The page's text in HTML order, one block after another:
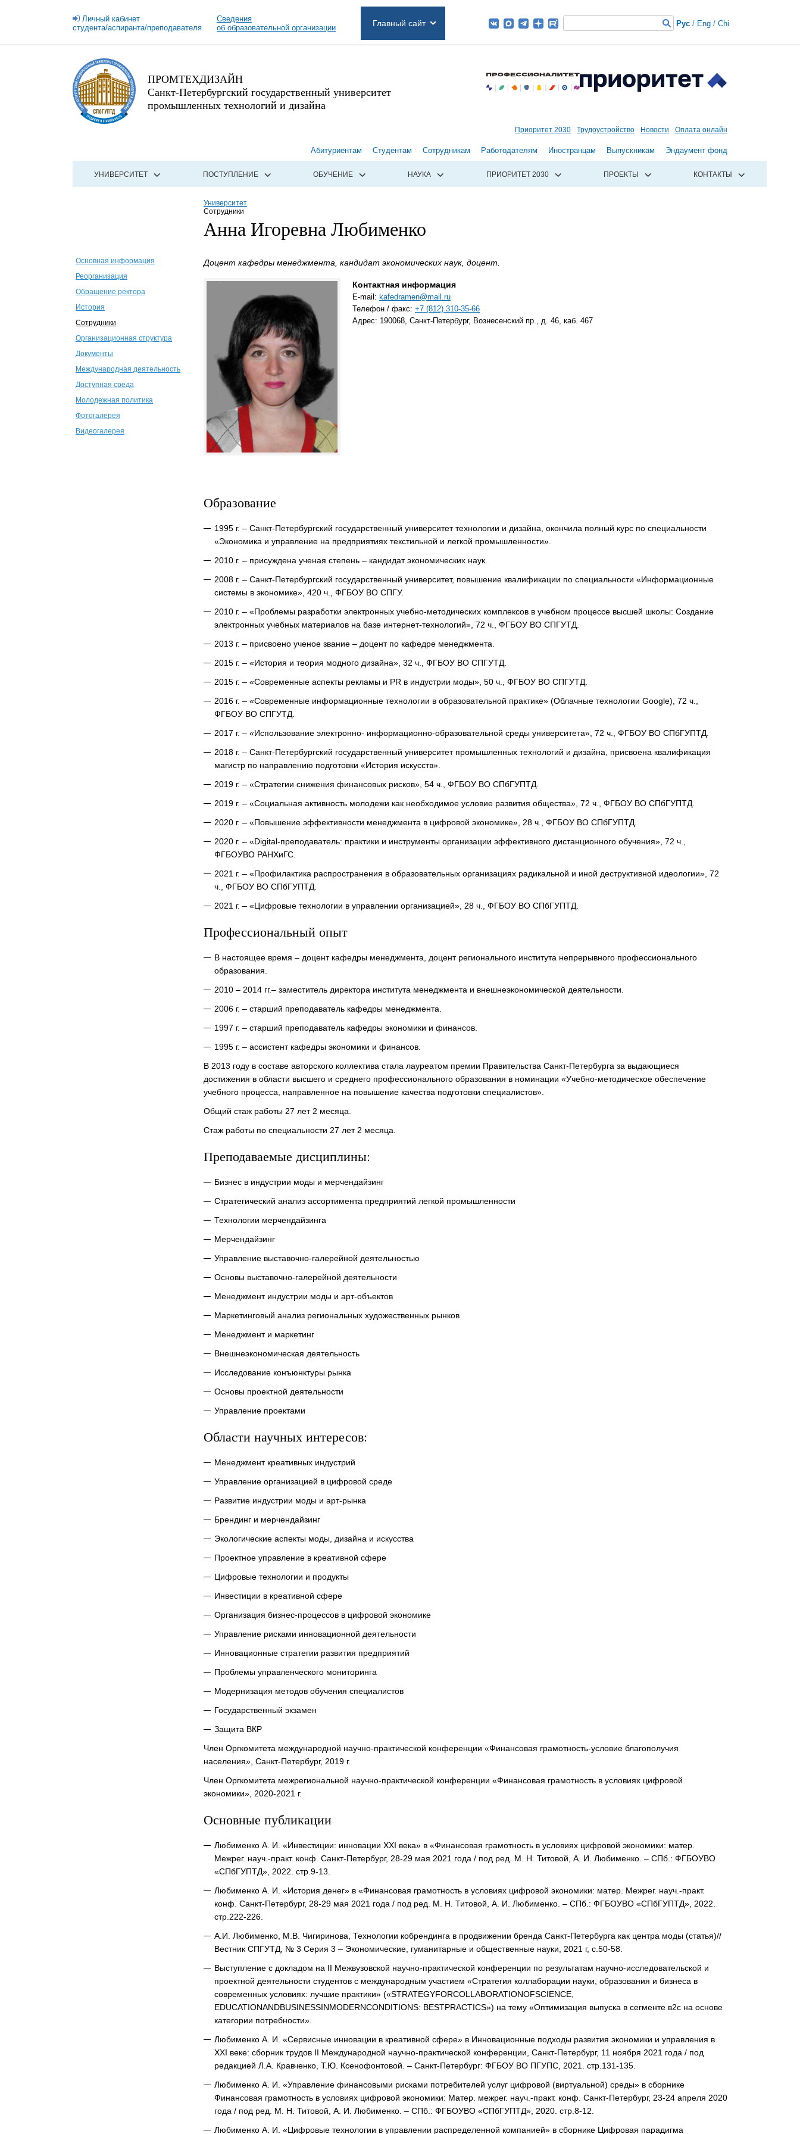
Личный кабинет
студента/аспиранта/преподавателя
Сведения
об образовательной организации
Главный сайт Рус / Eng / Chi
ПРОМТЕХДИЗАЙН
Санкт-Петербургский государственный университет
промышленных технологий и дизайна
Приоритет 2030 Трудоустройство Новости Оплата онлайн
Абитуриентам Студентам Сотрудникам Работодателям Иностранцам Выпускникам Эндаумент фонд
УНИВЕРСИТЕТ ПОСТУПЛЕНИЕ ОБУЧЕНИЕ НАУКА ПРИОРИТЕТ 2030 ПРОЕКТЫ КОНТАКТЫ
Университет
Сотрудники
Анна Игоревна Любименко
Основная информация
Реорганизация
Обращение ректора
История
Сотрудники
Организационная структура
Документы
Международная деятельность
Доступная среда
Молодежная политика
Фотогалерея
Видеогалерея
Доцент кафедры менеджмента, кандидат экономических наук, доцент.
Контактная информация
E-mail: kafedramen@mail.ru
Телефон / факс: +7 (812) 310-35-66
Адрес: 190068, Санкт-Петербург, Вознесенский пр., д. 46, каб. 467
Образование
1995 г. – Санкт-Петербургский государственный университет технологии и дизайна, окончила полный курс по специальности
«Экономика и управление на предприятиях текстильной и легкой промышленности».
2010 г. – присуждена ученая степень – кандидат экономических наук.
2008 г. – Санкт-Петербургский государственный университет, повышение квалификации по специальности «Информационные
системы в экономике», 420 ч., ФГБОУ ВО СПГУ.
2010 г. – «Проблемы разработки электронных учебно-методических комплексов в учебном процессе высшей школы: Создание
электронных учебных материалов на базе интернет-технологий», 72 ч., ФГБОУ ВО СПГУТД.
2013 г. – присвоено ученое звание – доцент по кафедре менеджмента.
2015 г. – «История и теория модного дизайна», 32 ч., ФГБОУ ВО СПГУТД.
2015 г. – «Современные аспекты рекламы и PR в индустрии моды», 50 ч., ФГБОУ ВО СПГУТД.
2016 г. – «Современные информационные технологии в образовательной практике» (Облачные технологии Google), 72 ч.,
ФГБОУ ВО СПГУТД.
2017 г. – «Использование электронно- информационно-образовательной среды университета», 72 ч., ФГБОУ ВО СПбГУПТД.
2018 г. – Санкт-Петербургский государственный университет промышленных технологий и дизайна, присвоена квалификация
магистр по направлению подготовки «История искусств».
2019 г. – «Стратегии снижения финансовых рисков», 54 ч., ФГБОУ ВО СПбГУПТД.
2019 г. – «Социальная активность молодежи как необходимое условие развития общества», 72 ч., ФГБОУ ВО СПбГУПТД.
2020 г. – «Повышение эффективности менеджмента в цифровой экономике», 28 ч., ФГБОУ ВО СПбГУПТД.
2020 г. – «Digital-преподаватель: практики и инструменты организации эффективного дистанционного обучения», 72 ч.,
ФГБОУВО РАНХиГС.
2021 г. – «Профилактика распространения в образовательных организациях радикальной и иной деструктивной идеологии», 72
ч., ФГБОУ ВО СПбГУПТД.
2021 г. – «Цифровые технологии в управлении организацией», 28 ч., ФГБОУ ВО СПбГУПТД.
Профессиональный опыт
В настоящее время – доцент кафедры менеджмента, доцент регионального института непрерывного профессионального
образования.
2010 – 2014 гг.– заместитель директора института менеджмента и внешнеэкономической деятельности.
2006 г. – старший преподаватель кафедры менеджмента.
1997 г. – старший преподаватель кафедры экономики и финансов.
1995 г. – ассистент кафедры экономики и финансов.
В 2013 году в составе авторского коллектива стала лауреатом премии Правительства Санкт-Петербурга за выдающиеся
достижения в области высшего и среднего профессионального образования в номинации «Учебно-методическое обеспечение
учебного процесса, направленное на повышение качества подготовки специалистов».
Общий стаж работы 27 лет 2 месяца.
Стаж работы по специальности 27 лет 2 месяца.
Преподаваемые дисциплины:
Бизнес в индустрии моды и мерчендайзинг
Стратегический анализ ассортимента предприятий легкой промышленности
Технологии мерчендайзинга
Мерчендайзинг
Управление выставочно-галерейной деятельностью
Основы выставочно-галерейной деятельности
Менеджмент индустрии моды и арт-объектов
Маркетинговый анализ региональных художественных рынков
Менеджмент и маркетинг
Внешнеэкономическая деятельность
Исследование конъюнктуры рынка
Основы проектной деятельности
Управление проектами
Области научных интересов:
Менеджмент креативных индустрий
Управление организацией в цифровой среде
Развитие индустрии моды и арт-рынка
Брендинг и мерчендайзинг
Экологические аспекты моды, дизайна и искусства
Проектное управление в креативной сфере
Цифровые технологии и продукты
Инвестиции в креативной сфере
Организация бизнес-процессов в цифровой экономике
Управление рисками инновационной деятельности
Инновационные стратегии развития предприятий
Проблемы управленческого мониторинга
Модернизация методов обучения специалистов
Государственный экзамен
Защита ВКР
Член Оргкомитета международной научно-практической конференции «Финансовая грамотность-условие благополучия
населения», Санкт-Петербург, 2019 г.
Член Оргкомитета межрегиональной научно-практической конференции «Финансовая грамотность в условиях цифровой
экономики», 2020-2021 г.
Основные публикации
Любименко А. И. «Инвестиции: инновации XXI века» в «Финансовая грамотность в условиях цифровой экономики: матер.
Межрег. науч.-практ. конф. Санкт-Петербург, 28-29 мая 2021 года / под ред. М. Н. Титовой, А. И. Любименко. – СПб.: ФГБОУВО
«СПбГУПТД», 2022. стр.9-13.
Любименко А. И. «История денег» в «Финансовая грамотность в условиях цифровой экономики: матер. Межрег. науч.-практ.
конф. Санкт-Петербург, 28-29 мая 2021 года / под ред. М. Н. Титовой, А. И. Любименко. – СПб.: ФГБОУВО «СПбГУПТД», 2022.
стр.222-226.
А.И. Любименко, М.В. Чигиринова, Технологии кобрендинга в продвижении бренда Санкт-Петербурга как центра моды (статья)//
Вестник СПГУТД, № 3 Серия 3 – Экономические, гуманитарные и общественные науки, 2021 г, с.50-58.
Выступление с докладом на II Межвузовской научно-практической конференции по результатам научно-исследовательской и
проектной деятельности студентов с международным участием «Стратегия коллаборации науки, образования и бизнеса в
современных условиях: лучшие практики» («STRATEGYFORCOLLABORATIONOFSCIENCE,
EDUCATIONANDBUSINESSINMODERNCONDITIONS: BESTPRACTICS») на тему «Оптимизация выпуска в сегменте в2с на основе
категории потребности».
Любименко А. И. «Сервисные инновации в креативной сфере» в Инновационные подходы развития экономики и управления в
XXI веке: сборник трудов II Международной научно-практической конференции, Санкт-Петербург, 11 ноября 2021 года / под
редакцией Л.А. Кравченко, Т.Ю. Ксенофонтовой. – Санкт-Петербург: ФГБОУ ВО ПГУПС, 2021. стр.131-135.
Любименко А. И. «Управление финансовыми рисками потребителей услуг цифровой (виртуальной) среды» в сборнике
Финансовая грамотность в условиях цифровой экономики: Матер. межрег. науч.-практ. конф. Санкт-Петербург, 23-24 апреля 2020
года / под ред. М. Н. Титовой, А. И. Любименко. – СПб.: ФГБОУВО «СПбГУПТД», 2020. стр.8-12.
Любименко А. И. «Цифровые технологии в управлении распределенной компанией» в сборнике Цифровая парадигма